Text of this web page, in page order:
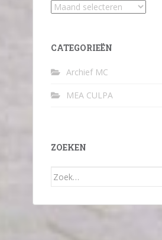
Archief
CATEGORIEËN
Archief MC
MEA CULPA
ZOEKEN
Zoek